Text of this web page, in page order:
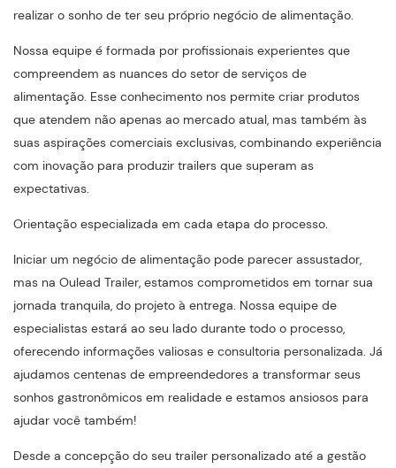
realizar o sonho de ter seu próprio negócio de alimentação.
Nossa equipe é formada por profissionais experientes que
compreendem as nuances do setor de serviços de
alimentação. Esse conhecimento nos permite criar produtos
que atendem não apenas ao mercado atual, mas também às
suas aspirações comerciais exclusivas, combinando experiência
com inovação para produzir trailers que superam as
expectativas.
Orientação especializada em cada etapa do processo.
Iniciar um negócio de alimentação pode parecer assustador,
mas na Oulead Trailer, estamos comprometidos em tornar sua
jornada tranquila, do projeto à entrega. Nossa equipe de
especialistas estará ao seu lado durante todo o processo,
oferecendo informações valiosas e consultoria personalizada. Já
ajudamos centenas de empreendedores a transformar seus
sonhos gastronômicos em realidade e estamos ansiosos para
ajudar você também!
Desde a concepção do seu trailer personalizado até a gestão